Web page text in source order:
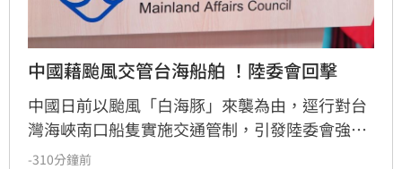
中國藉颱風交管台海船舶 ！陸委會回擊
中國日前以颱風「白海豚」來襲為由，逕行對台
灣海峽南口船隻實施交通管制，引發陸委會強烈
反彈。陸委會批評中方聲明粗暴且漠視國際法，
-310分鐘前